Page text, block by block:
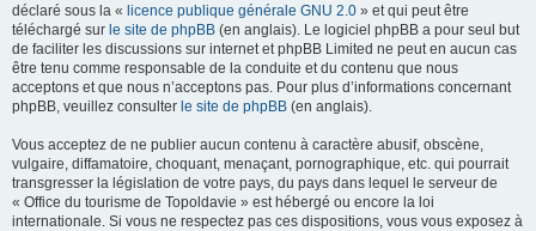
déclaré sous la « licence publique générale GNU 2.0 » et qui peut être
téléchargé sur le site de phpBB (en anglais). Le logiciel phpBB a pour seul but
de faciliter les discussions sur internet et phpBB Limited ne peut en aucun cas
être tenu comme responsable de la conduite et du contenu que nous
acceptons et que nous n’acceptons pas. Pour plus d’informations concernant
phpBB, veuillez consulter le site de phpBB (en anglais).
Vous acceptez de ne publier aucun contenu à caractère abusif, obscène,
vulgaire, diffamatoire, choquant, menaçant, pornographique, etc. qui pourrait
transgresser la législation de votre pays, du pays dans lequel le serveur de
« Office du tourisme de Topoldavie » est hébergé ou encore la loi
internationale. Si vous ne respectez pas ces dispositions, vous vous exposez à